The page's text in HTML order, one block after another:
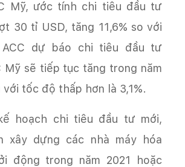
Mỹ, ước tính chi tiêu đầu tư
30 tỉ USD, tăng 11,6% so với
ACC dự báo chi tiêu đầu tư
Mỹ sẽ tiếp tục tăng trong năm
với tốc độ thấp hơn là 3,1%.
hoạch chi tiêu đầu tư mới,
xây dựng các nhà máy hóa
động trong năm 2021 hoặc